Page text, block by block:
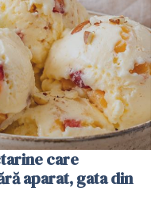
care
aparat, gata din